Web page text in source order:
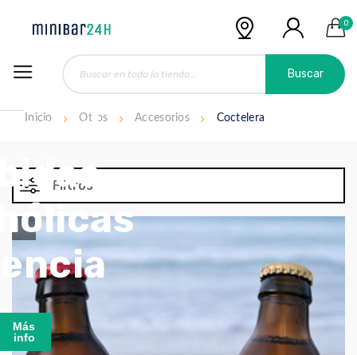
0
Buscar
Inicio Otros Accesorios Coctelera
Filtros
Más
info